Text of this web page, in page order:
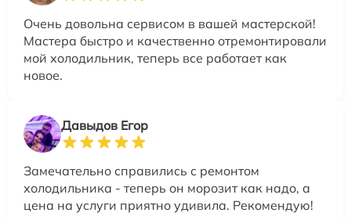
Очень довольна сервисом в вашей мастерской!
Мастера быстро и качественно отремонтировали
мой холодильник, теперь все работает как
новое.
Давыдов Егор
Замечательно справились с ремонтом
холодильника - теперь он морозит как надо, а
цена на услуги приятно удивила. Рекомендую!